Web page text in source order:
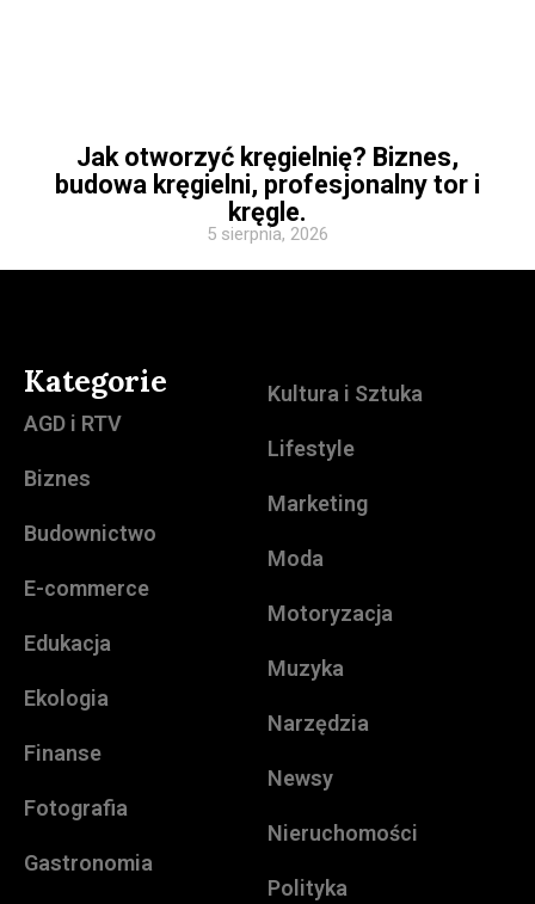
Jak otworzyć kręgielnię? Biznes,
budowa kręgielni, profesjonalny tor i
kręgle.
5 sierpnia, 2026
Kategorie
AGD i RTV
Biznes
Budownictwo
E-commerce
Edukacja
Ekologia
Finanse
Fotografia
Gastronomia
Kultura i Sztuka
Lifestyle
Marketing
Moda
Motoryzacja
Muzyka
Narzędzia
Newsy
Nieruchomości
Polityka